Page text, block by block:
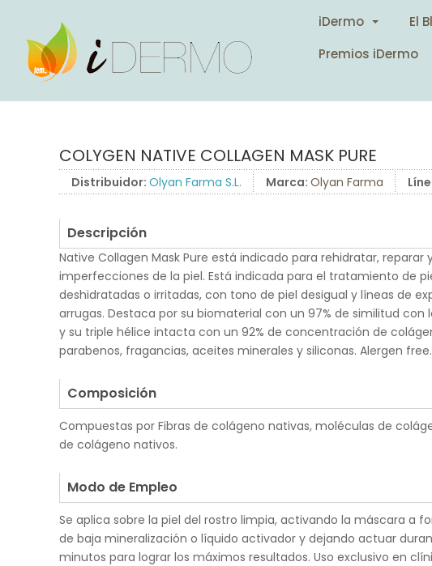
iDermo El
Premios iDermo
COLYGEN NATIVE COLLAGEN MASK PURE
Distribuidor: Olyan Farma S.L. Marca: Olyan Farma
Descripción
Native Collagen Mask Pure está indicado para rehidratar, reparar
imperfecciones de la piel. Está indicada para el tratamiento de
deshidratadas o irritadas, con tono de piel desigual y líneas de
arrugas. Destaca por su biomaterial con un 97% de similitud con
y su triple hélice intacta con un 92% de concentración de
parabenos, fragancias, aceites minerales y siliconas. Alergen free.
Composición
Compuestas por Fibras de colágeno nativas, moléculas de
de colágeno nativos.
Modo de Empleo
Se aplica sobre la piel del rostro limpia, activando la máscara a
de baja mineralización o líquido activador y dejando actuar
minutos para lograr los máximos resultados. Uso exclusivo en